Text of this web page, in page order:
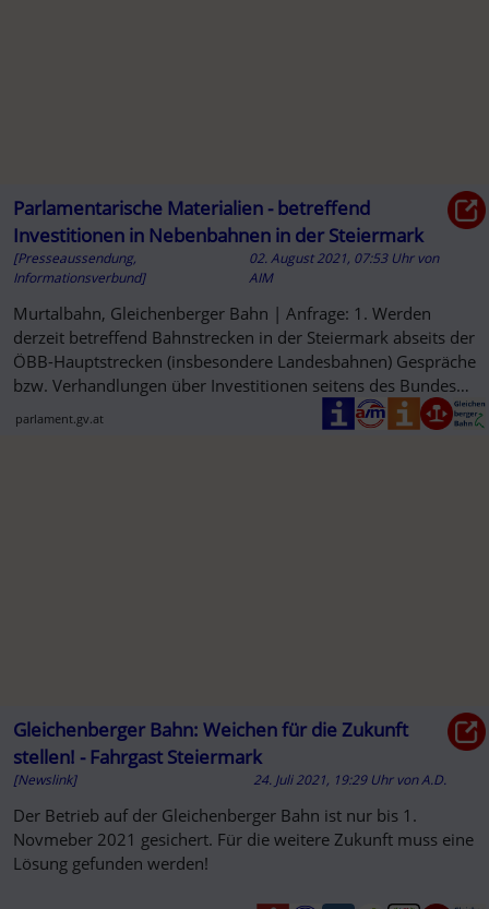
Parlamentarische Materialien - betreffend
Investitionen in Nebenbahnen in der Steiermark
[Presseaussendung,
Informationsverbund]
02. August 2021, 07:53 Uhr von
AIM
Murtalbahn, Gleichenberger Bahn | Anfrage: 1. Werden
derzeit betreffend Bahnstrecken in der Steiermark abseits der
ÖBB-Hauptstrecken (insbesondere Landesbahnen) Gespräche
bzw. Verhandlungen über Investitionen seitens des Bundes
parlament.gv.at
Gleichenberger Bahn: Weichen für die Zukunft
stellen! - Fahrgast Steiermark
[Newslink] 24. Juli 2021, 19:29 Uhr vonA.D.
Der Betrieb auf der Gleichenberger Bahn ist nur bis 1.
Novmeber 2021 gesichert. Für die weitere Zukunft muss eine
Lösung gefunden werden!